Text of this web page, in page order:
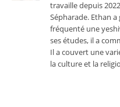
travaille depuis
Sépharade. Ethan
fréquenté une
ses études, il a
Il a couvert une
la culture et la